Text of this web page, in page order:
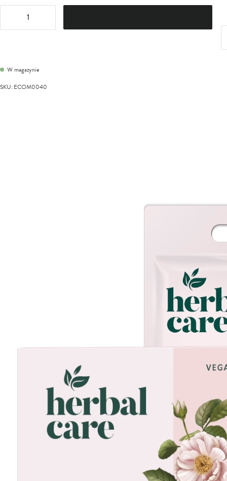
W magazynie
SKU: ECOM0040